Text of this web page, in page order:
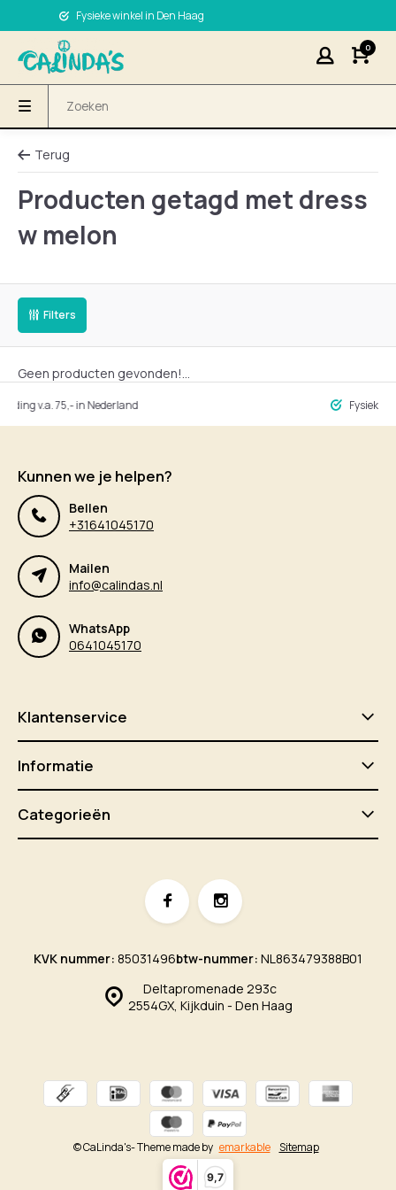
9,7
Fysieke winkel in Den Haag
0
Terug
Producten getagd met dress
w melon
Filters
Geen producten gevonden!...
v.a. 75,- in Nederland Fysieke
Kunnen we je helpen?
Bellen
+31641045170
Mailen
info@calindas.nl
WhatsApp
0641045170
Klantenservice
Informatie
Categorieën
Deltapromenade 293c
2554GX, Kijkduin - Den Haag
KVK nummer: 85031496btw-nummer: NL863479388B01
© CaLinda's- Theme made by emarkable Sitemap